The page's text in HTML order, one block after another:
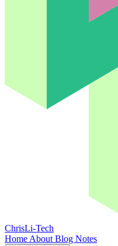
ChrisLi-Tech
Home About Blog Notes